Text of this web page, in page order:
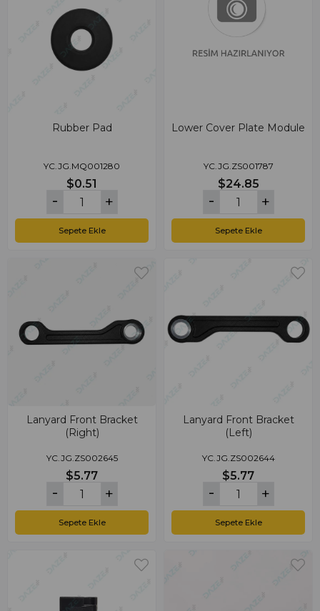
Rubber Pad
YC.JG.MQ001280
$0.51
Sepete Ekle
Lower Cover Plate Module
YC.JG.ZS001787
$24.85
Sepete Ekle
Lanyard Front Bracket
(Right)
YC.JG.ZS002645
$5.77
Sepete Ekle
Lanyard Front Bracket
(Left)
YC.JG.ZS002644
$5.77
Sepete Ekle